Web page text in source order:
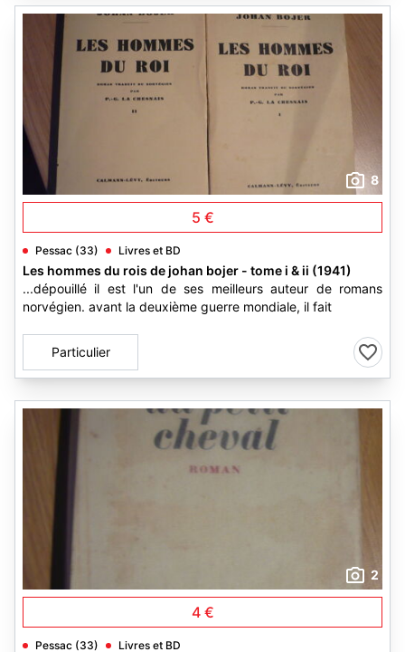
8
5 €
Pessac (33) Livres et BD
Les hommes du rois de johan bojer - tome i & ii (1941)
...dépouillé il est l'un de ses meilleurs auteur de romans
norvégien. avant la deuxième guerre mondiale, il fait
Particulier
2
4 €
Pessac (33) Livres et BD